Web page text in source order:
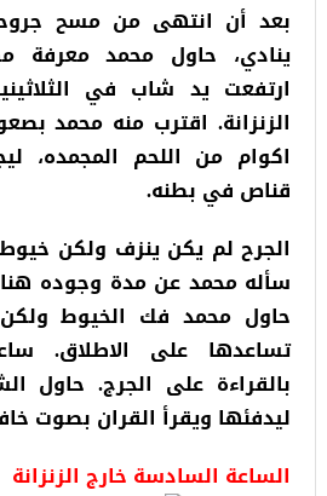
بعد أن انتهى من مسح
ينادي، حاول محمد معرفة
ارتفعت يد شاب في
الزنزانة. اقترب منه محمد
اكوام من اللحم المجمده،
قناص في بطنه.
الجرح لم يكن ينزف ولكن
سأله محمد عن مدة وجوده
حاول محمد فك الخيوط ولكن
تساعدها على الاطلاق.
بالقراءة على الجرج. حاول
ليدفئها ويقرأ القران بصوت
الساعة السادسة خارج الزنزانة